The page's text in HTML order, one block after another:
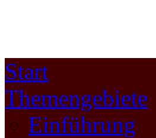
Start
Themengebiete
Einführung